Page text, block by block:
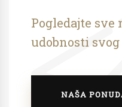
Pogledajte
udobnosti svog
NAŠA